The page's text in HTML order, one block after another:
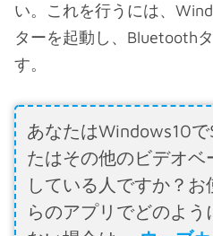
い。これを行うには、
ターを起動し、Bluetooth
す。
あなたはWindows10
たはその他のビデオベ
している人ですか？
らのアプリでどのよう